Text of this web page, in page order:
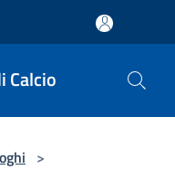
Calcio
>